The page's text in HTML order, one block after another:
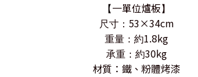
【 一單位爐板 】
尺寸： 53×34cm
重量：約1.8kg
承重：約30kg
材質：鐵、粉體烤漆